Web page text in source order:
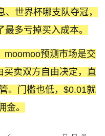
世界杯哪支队夺冠，
最多亏掉买入成本。
moomoo预测市场是交
买卖双方自由决定，直
。门槛也低， $0.01就
金。